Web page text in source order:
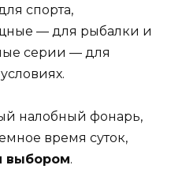
спорта,
— для рыбалки и
серии — для
налобный фонарь,
время суток,
выбором.